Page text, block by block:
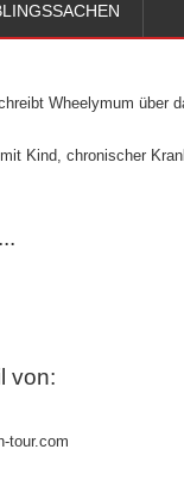
Wheelymum über
Kind, chronischer
von:
tour.com